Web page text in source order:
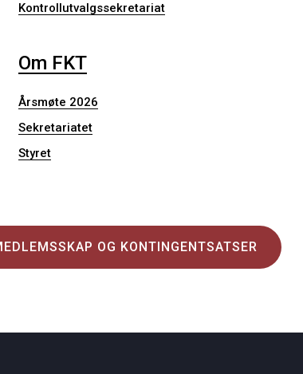
Kontrollutvalgssekretariat
Om FKT
Årsmøte 2026
Sekretariatet
Styret
OG KONTINGENTSATSER